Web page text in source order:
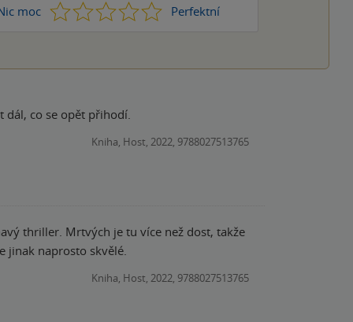
moc 1 2 3 4 Perfektní
5
dál, co se opět přihodí.
Kniha, Host, 2022, 9788027513765
thriller. Mrtvých je tu více než dost, takže
ale jinak naprosto skvělé.
Kniha, Host, 2022, 9788027513765